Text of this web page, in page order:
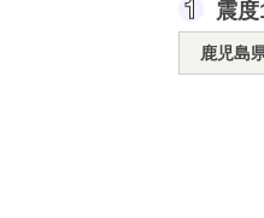
震度
鹿児島